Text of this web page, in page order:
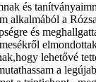
és
alkalmából a
és
lehetővé
a